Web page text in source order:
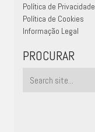
Política de Privacidade
Política de Cookies
Informação Legal
PROCURAR